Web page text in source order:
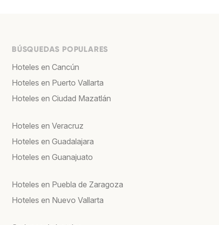
BÚSQUEDAS POPULARES
Hoteles en Cancún
Hoteles en Puerto Vallarta
Hoteles en Ciudad Mazatlán
Hoteles en Veracruz
Hoteles en Guadalajara
Hoteles en Guanajuato
Hoteles en Puebla de Zaragoza
Hoteles en Nuevo Vallarta